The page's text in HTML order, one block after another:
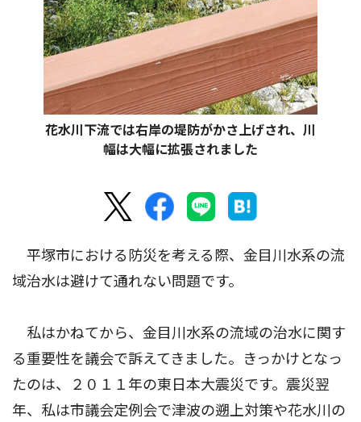
花水川下流では右岸の堤防がかさ上げされ、川
幅は大幅に拡張されました
平塚市における防災を考える際、金目川水系の流
域治水は避けて通れない問題です。
私はかねてから、金目川水系の流域の治水に関す
る重要性を議会で訴えてきました。きっかけとなっ
たのは、２０１１年の東日本大震災です。震災翌
年、私は市議会定例会で津波の遡上対策や花水川の